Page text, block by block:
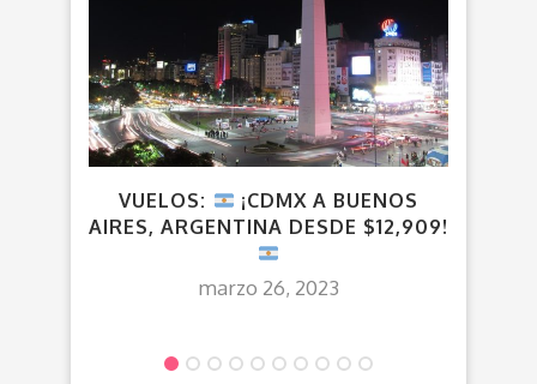
VUELOS:
¡CDMX A BUENOS
AIRES, ARGENTINA DESDE $12,909!
marzo 26, 2023